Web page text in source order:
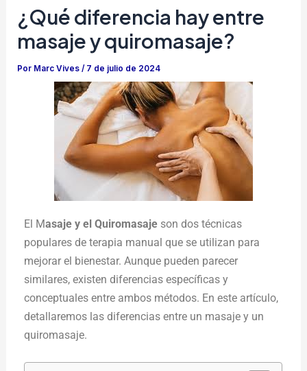
¿Qué diferencia hay entre
masaje y quiromasaje?
Por Marc Vives/ 7 de julio de 2024
El Masaje y el Quiromasaje son dos técnicas
populares de terapia manual que se utilizan para
mejorar el bienestar. Aunque pueden parecer
similares, existen diferencias específicas y
conceptuales entre ambos métodos. En este artículo,
detallaremos las diferencias entre un masaje y un
quiromasaje.